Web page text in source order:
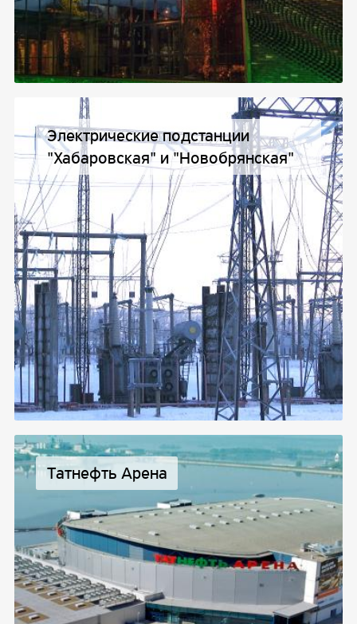
Электрические подстанции
"Хабаровская" и "Новобрянская"
Татнефть Арена